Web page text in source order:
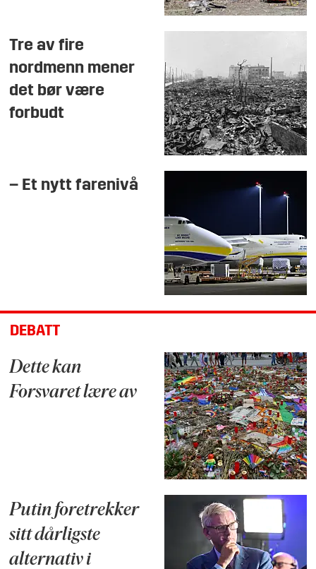
Tre av fire
nordmenn mener
det bør være
forbudt
– Et nytt farenivå
DEBATT
Dette kan
Forsvaret lære av
Putin foretrekker
sitt dårligste
alternativ i